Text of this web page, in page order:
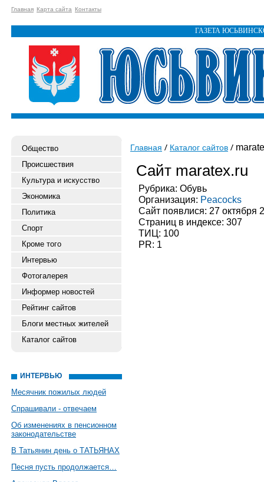
Главная Карта сайта Контакты
ГАЗЕТА
Общество
Происшествия
Культура и искусство
Экономика
Политика
Спорт
Кроме того
Интервью
Фотогалерея
Информер новостей
Рейтинг сайтов
Блоги местных жителей
Каталог сайтов
ИНТЕРВЬЮ
Месячник пожилых людей
Спрашивали - отвечаем
Об изменениях в пенсионном
законодательстве
В Татьянин день о ТАТЬЯНАХ
Песня пусть продолжается…
Главная Каталог сайтов
Сайт maratex.ru
Рубрика: Обувь
Организация: Peacocks
Сайт появлися: 27 октября
Страниц в индексе: 307
ТИЦ: 100
PR: 1